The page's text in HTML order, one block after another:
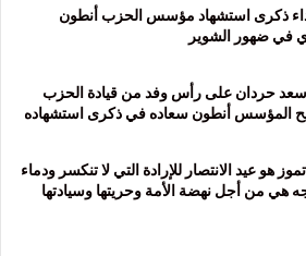
ذكرى استشهاد مؤسس الحزب أنطون
في ضهور الشوير
حردان على رأس وفد من قيادة الحزب
المؤسس أنطون سعاده في ذكرى استشهاده
حردان: عيد الفداء في 8 تموز هو عيد الانتصار للإرادة التي لا تنكسر ودماء
هي من أجل نهضة الأمة وحريتها وسيادتها